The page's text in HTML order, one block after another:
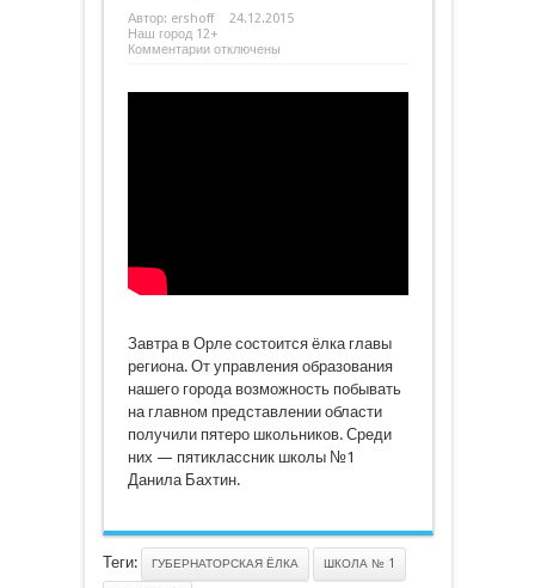
Автор: ershoff
24.12.2015
Наш город 12+
Комментариик
эрудит,
отключены
Завтра в Орле состоится ёлка главы
региона. От управления образования
нашего города возможность побывать
на главном представлении области
получили пятеро школьников. Среди
них — пятиклассник школы №1
Данила Бахтин.
Теги: ГУБЕРНАТОРСКАЯ ЁЛКА ШКОЛА № 1